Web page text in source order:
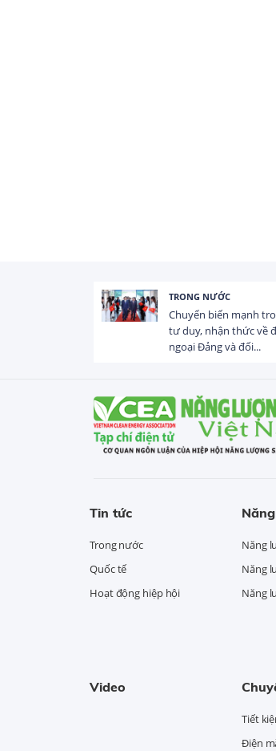
TRONG NƯỚC
Chuyển biến mạnh
tư duy, nhận thức về
ngoại Đảng và đối...
Tin tức
Trong nước
Quốc tế
Hoạt động hiệp hội
Năng
Năng
Năng
Video
Tiết
Điện